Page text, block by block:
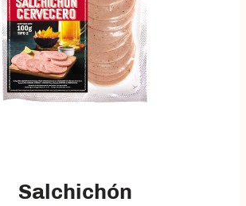
Salchichón